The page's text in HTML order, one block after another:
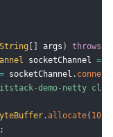
String [ ] args ) throws
socketChannel =
= socketChannel . connect
demo-netty client
.allocate( 1024
;